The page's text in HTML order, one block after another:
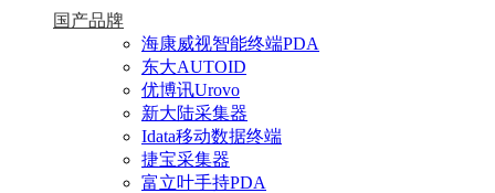
国产品牌
海康威视智能终端PDA
东大AUTOID
优博讯Urovo
新大陆采集器
Idata移动数据终端
捷宝采集器
富立叶手持PDA